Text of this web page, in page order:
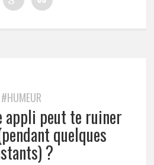
#HUMEUR
appli peut te ruiner
quelques
?